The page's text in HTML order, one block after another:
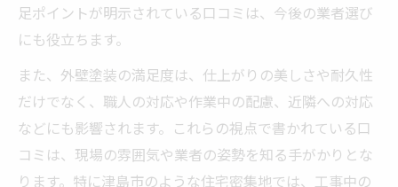
足ポイントが明示されている口コミは、今後の業者選び
にも役立ちます。
また、外壁塗装の満足度は、仕上がりの美しさや耐久性
だけでなく、職人の対応や作業中の配慮、近隣への対応
などにも影響されます。これらの視点で書かれている口
コミは、現場の雰囲気や業者の姿勢を知る手がかりとな
ります。特に津島市のような住宅密集地では、工事中の